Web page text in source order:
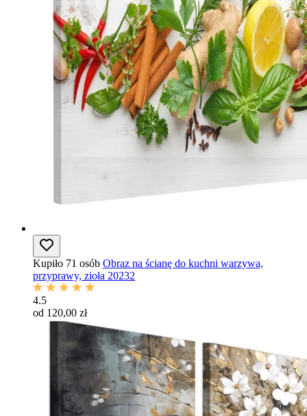
Kupiło 71 osób Obraz na ścianę do kuchni warzywa,
przyprawy, zioła 20232
4.5
od 120,00 zł